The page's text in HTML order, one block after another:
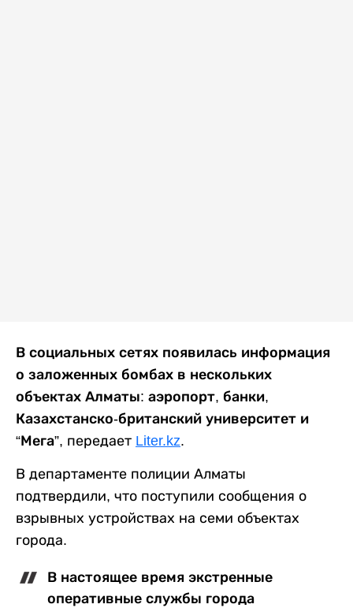
В социальных сетях появилась информация
о заложенных бомбах в нескольких
объектах Алматы: аэропорт, банки,
Казахстанско-британский университет и
“Мега”, передает Liter.kz.
В департаменте полиции Алматы
подтвердили, что поступили сообщения о
взрывных устройствах на семи объектах
города.
В настоящее время экстренные
оперативные службы города